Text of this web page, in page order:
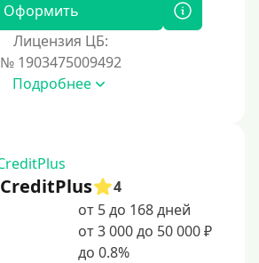
Оформить
Лицензия ЦБ:
№ 1903475009492
Подробнее
CreditPlus
4
от 5 до 168 дней
от 3 000 до 50 000 ₽
до 0.8%